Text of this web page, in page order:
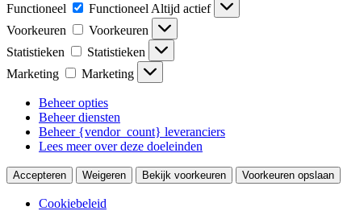
Functioneel
Functioneel Altijd actief
Voorkeuren
Voorkeuren
Statistieken
Statistieken
Marketing
Marketing
Beheer opties
Beheer diensten
Beheer {vendor_count} leveranciers
Lees meer over deze doeleinden
Accepteren Weigeren Bekijk voorkeuren Voorkeuren opslaan
Cookiebeleid